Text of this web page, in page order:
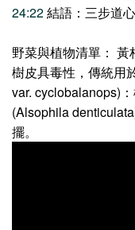
24:22結語：三步道
野菜與植物清單：
樹皮具毒性，傳統用
var. cyclobalanops)
(Alsophila
擺。